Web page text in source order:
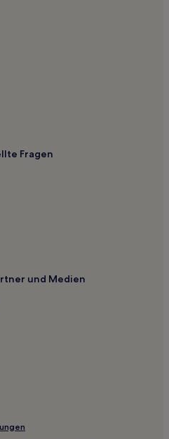
Golf Course
Fragen
und Medien